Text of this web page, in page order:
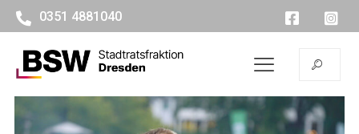
0351 4881040